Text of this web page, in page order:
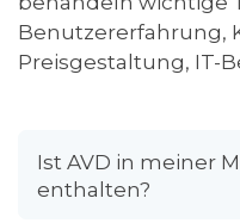
Benutzererfahrung,
Preisgestaltung, IT-
Ist AVD in meiner
enthalten?